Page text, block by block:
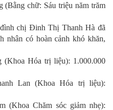
(Bằng chữ: Sáu triệu năm trăm
chị Đinh Thị Thanh Hà đã
nhân có hoàn cảnh khó khăn,
(Khoa Hóa trị liệu): 1.000.000
Lan (Khoa Hóa trị liệu):
(Khoa Chăm sóc giảm nhẹ):